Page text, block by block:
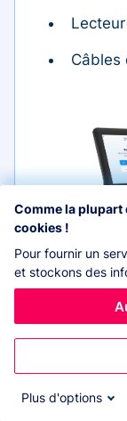
Câbles
Comme la
cookies !
Pour fournir un
et stockons des
Plus d'options